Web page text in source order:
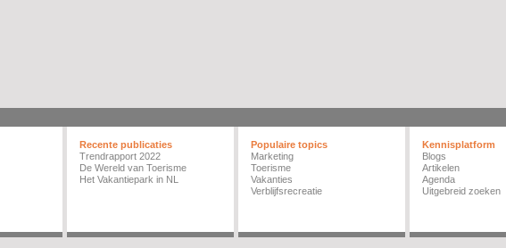
Recente publicaties
Trendrapport 2022
De Wereld van Toerisme
Het Vakantiepark in NL
Populaire topics
Marketing
Toerisme
Vakanties
Verblijfsrecreatie
Kennisplatform
Blogs
Artikelen
Agenda
Uitgebreid zoeken